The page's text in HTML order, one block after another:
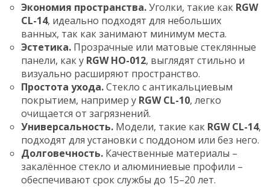
Экономия пространства.Уголки, такие как RGW
CL-14, идеально подходят для небольших
ванных, так как занимают минимум места.
Эстетика. Прозрачные или матовые стеклянные
панели, как у RGW HO-012, выглядят стильно и
визуально расширяют пространство.
Простота ухода.Стекло с антикальциевым
покрытием, например у RGW CL-10, легко
очищается от загрязнений.
Универсальность. Модели, такие как RGW CL-14,
подходят для установки с поддоном или без него.
Долговечность. Качественные материалы –
закалённое стекло и алюминиевые профили –
обеспечивают срок службы до 15–20 лет.